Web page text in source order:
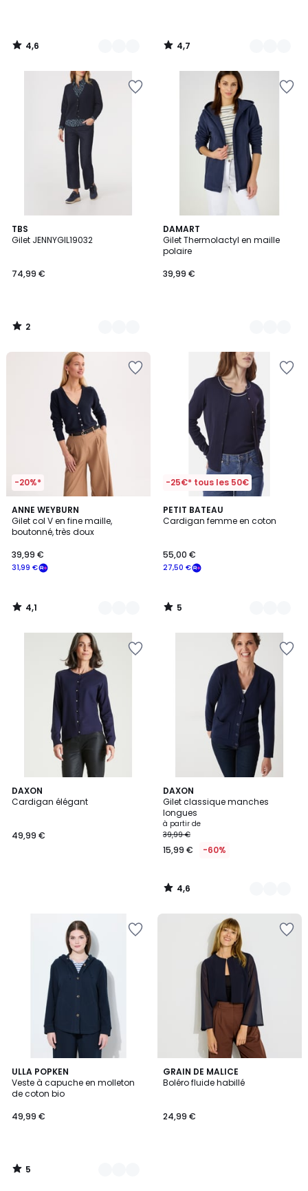
4,6
/
4,7
/
TBS
Gilet JENNYGIL19032
74,99 €
2
/
2
Couleurs
2
/
DAMART
Gilet Thermolactyl en maille
polaire
39,99 €
2
Couleurs
-20%*
ANNE WEYBURN
Gilet col V en fine maille,
boutonné, très doux
31,99 €
39,99 €
4,1
/ 5
2
Couleurs
4,1
/
-25€* tous les 50€
PETIT BATEAU
Cardigan femme en coton
27,50 €
55,00 €
5
/
2
Couleurs
5
/
DAXON
Cardigan élégant
49,99 €
DAXON
Gilet classique manches
longues
à partir de
39,99 €
15,99 € -60%
4,6
/ 5
4
Couleurs
4,6
/
ULLA POPKEN
Veste à capuche en molleton
de coton bio
49,99 €
5
/
5
3
Couleurs
5
/
GRAIN DE MALICE
Boléro fluide habillé
24,99 €